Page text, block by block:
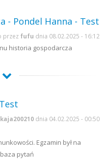
- Pondel Hanna - Test
przez fufu dnia 08.02.2025 - 16:12
historia gospodarcza
kaja200210 dnia 04.02.2025 - 00:50
Egzamin był na
pytań